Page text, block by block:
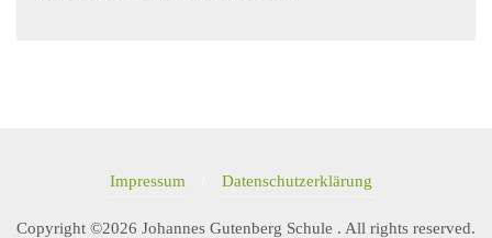
Impressum Datenschutzerklärung
Copyright ©2026 Johannes Gutenberg Schule . All rights reserved.